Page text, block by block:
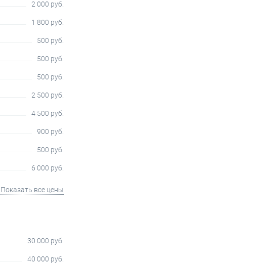
2 000 руб.
1 800 руб.
500 руб.
500 руб.
500 руб.
2 500 руб.
4 500 руб.
900 руб.
500 руб.
6 000 руб.
Показать все цены
30 000 руб.
40 000 руб.